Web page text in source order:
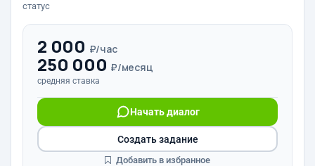
статус
2 000 ₽/час
250 000 ₽/месяц
средняя ставка
Начать диалог
Создать задание
Добавить в избранное